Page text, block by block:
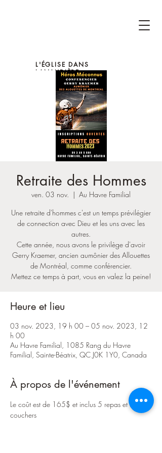
L'ÉGLISE DANS
LANAUDIÈRE
Retraite des Hommes
ven. 03 nov.
  |
Au Havre Familial
Une retraite d'hommes c'est un temps prévilégier
de connection avec Dieu et les uns avec les
autres.
Cette année, nous avons le privilège d'avoir
Gerry Kraemer, ancien aumônier des Allouettes
de Montréal, comme conférencier.
Mettez ce temps à part, vous en valez la peine!
Heure et lieu
03 nov. 2023, 19 h 00 – 05 nov. 2023, 12
h 00
Au Havre Familial, 1085 Rang du Havre
Familial, Sainte-Béatrix, QC J0K 1Y0, Canada
À propos de l'événement
Le coût est de 165$ et inclus 5 repas et 2
couchers